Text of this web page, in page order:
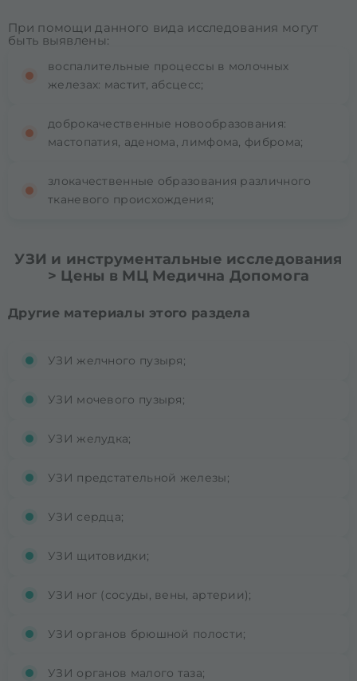
При помощи данного вида исследования могут
быть выявлены:
воспалительные процессы в молочных
железах: мастит, абсцесс;
доброкачественные новообразования:
мастопатия, аденома, лимфома, фиброма;
злокачественные образования различного
тканевого происхождения;
УЗИ и инструментальные исследования
> Цены в МЦ Медична Допомога
Другие материалы этого раздела
УЗИ желчного пузыря;
УЗИ мочевого пузыря;
УЗИ желудка;
УЗИ предстательной железы;
УЗИ сердца;
УЗИ щитовидки;
УЗИ ног (сосуды, вены, артерии);
УЗИ органов брюшной полости;
УЗИ органов малого таза;